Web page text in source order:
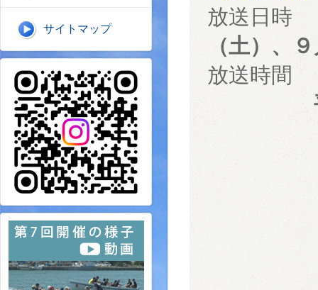
サイトマップ
放送日時
（土）、
放送時間
平